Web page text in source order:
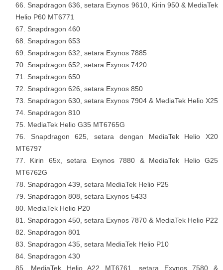
Snapdragon 636, setara Exynos 9610, Kirin 950 & MediaTek
Helio P60 MT6771
Snapdragon 460
Snapdragon 653
Snapdragon 632, setara Exynos 7885
Snapdragon 652, setara Exynos 7420
Snapdragon 650
Snapdragon 626, setara Exynos 850
Snapdragon 630, setara Exynos 7904 & MediaTek Helio X25
Snapdragon 810
MediaTek Helio G35 MT6765G
Snapdragon 625, setara dengan MediaTek Helio X20
MT6797
Kirin 65x, setara Exynos 7880 & MediaTek Helio G25
MT6762G
Snapdragon 439, setara MediaTek Helio P25
Snapdragon 808, setara Exynos 5433
MediaTek Helio P20
Snapdragon 450, setara Exynos 7870 & MediaTek Helio P22
Snapdragon 801
Snapdragon 435, setara MediaTek Helio P10
Snapdragon 430
MediaTek Helio A22 MT6761, setara Exynos 7580 &